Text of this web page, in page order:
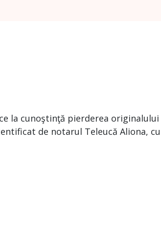
la cunoştinţă pierderea originalului
de notarul Teleucă Aliona, cu